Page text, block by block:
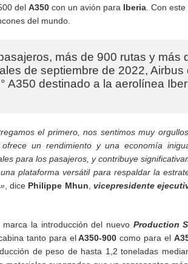
del A350 con un avión para Iberia. Con este
del mundo.
más de 900 rutas y más
de septiembre de 2022, Airbus
A350 destinado a la aerolínea
el primero, nos sentimos muy
un rendimiento y una economía
para los pasajeros, y contribuye
plataforma versátil para respaldar la
, dice Philippe Mhun,vicepresidente
la introducción del nuevo Production
tanto para elA350-900 como para el
de peso de hasta 1,2 toneladas